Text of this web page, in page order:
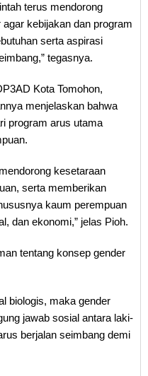
terus mendorong
kebijakan dan program
serta aspirasi
tegasnya.
Kota Tomohon,
menjelaskan bahwa
program arus utama
kesetaraan
serta memberikan
kaum perempuan
dan ekonomi,” jelas Pioh.
tentang konsep gender
biologis, maka gender
jawab sosial antara laki-
berjalan seimbang demi